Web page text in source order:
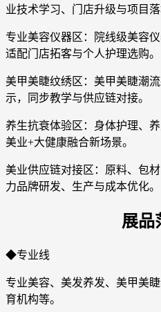
业技术学习、门店升级与项目落
专业美容仪器区：院线级美容
适配门店拓客与个人护理选购。
美甲美睫纹绣区：美甲美睫潮
示，同步教学与供应链对接。
养生抗衰体验区：身体护理、
美业+大健康融合新场景。
美业供应链对接区：原料、包
力品牌研发、生产与成本优化。
展品
◆专业线
专业美容、美发养发、美甲美
育机构等。